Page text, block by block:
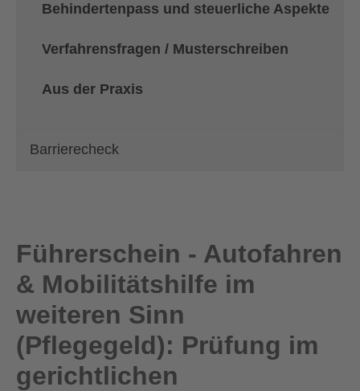
Behindertenpass und steuerliche Aspekte
Verfahrensfragen / Musterschreiben
Aus der Praxis
Barrierecheck
Führerschein - Autofahren
& Mobilitätshilfe im
weiteren Sinn
(Pflegegeld): Prüfung im
gerichtlichen